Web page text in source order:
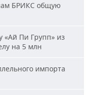
БРИКС общую
«Ай Пи Групп» из
на 5 млн
импорта